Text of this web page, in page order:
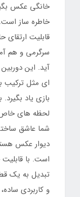
خانگی عکس
خاطره ساز
قابلیت
سرگرمی و هم
آید. این
ای مثل ترکیب
بازی یاد
لحظه های
شما عاشق
دیوار عکس
است. با
تبدیل به یک
و کاربردی